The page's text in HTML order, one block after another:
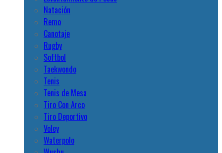
Natación
Remo
Canotaje
Rugby
Softbol
Taekwondo
Tenis
Tenis de Mesa
Tiro Con Arco
Tiro Deportivo
Voley
Waterpolo